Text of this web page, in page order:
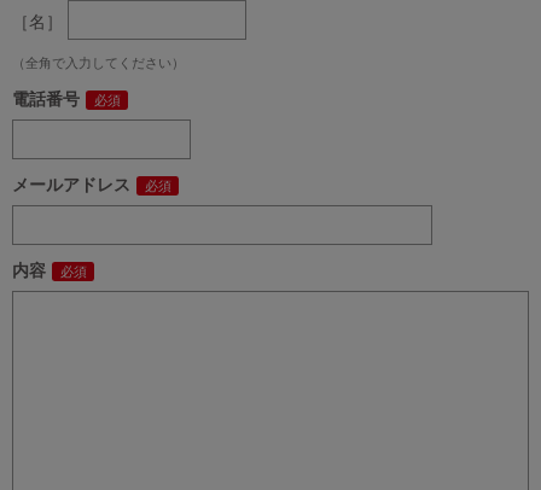
［名］
（全角で入力してください）
電話番号
メールアドレス
内容